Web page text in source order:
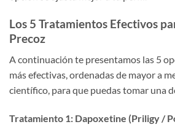
Los 5 Tratamientos Efectivos
Precoz
A continuación te presentamos las 5
más efectivas, ordenadas de mayor a
científico, para que puedas tomar una
Tratamiento 1: Dapoxetine (Priligy /